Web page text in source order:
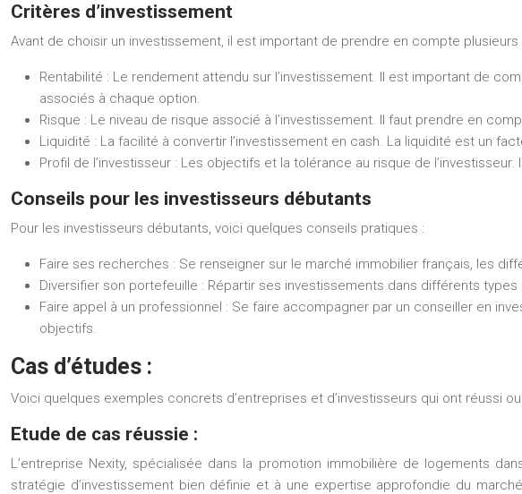
Critères d’investissement
Avant de choisir un investissement, il est important de prendre en compte
Rentabilité : Le rendement attendu sur l’investissement. Il est important de
associés à chaque option.
Risque : Le niveau de risque associé à l’investissement. Il faut prendre en
Liquidité : La facilité à convertir l’investissement en cash. La liquidité est un
Profil de l’investisseur : Les objectifs et la tolérance au risque de
Conseils pour les investisseurs débutants
Pour les investisseurs débutants, voici quelques conseils pratiques :
Faire ses recherches : Se renseigner sur le marché immobilier français, les
Diversifier son portefeuille : Répartir ses investissements dans différents
Faire appel à un professionnel : Se faire accompagner par un conseiller en
objectifs.
Cas d’études :
Voici quelques exemples concrets d’entreprises et d’investisseurs qui ont réussi
Etude de cas réussie :
L’entreprise Nexity, spécialisée dans la promotion immobilière de logements
stratégie d’investissement bien définie et à une expertise approfondie du